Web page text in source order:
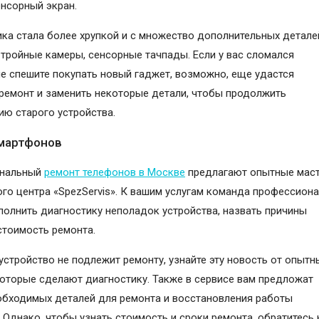
экран.
стала более хрупкой и с множество дополнительных
камеры, сенсорные тачпады. Если у вас сломался
спешите покупать новый гаджет, возможно, еще удастся
и заменить некоторые детали, чтобы продолжить
старого устройства.
ремонт телефонов в Москве предлагают опытные
центра «SpezServis». К вашим услугам команда
диагностику неполадок устройства, назвать причины
ремонта.
не подлежит ремонту, узнайте эту новость от
сделают диагностику. Также в сервисе вам предложат
деталей для ремонта и восстановления работы